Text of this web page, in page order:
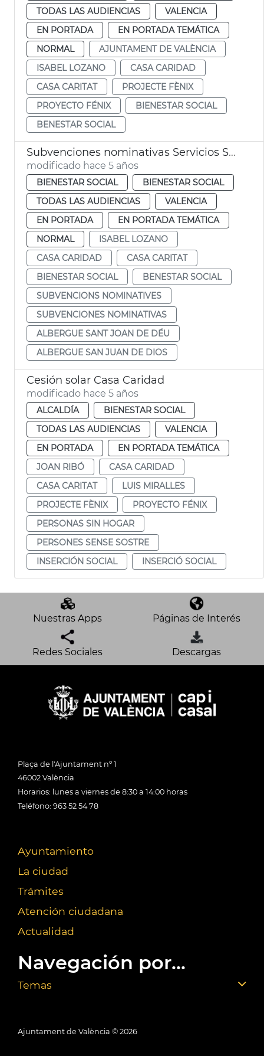
TODAS LAS AUDIENCIAS
VALENCIA
EN PORTADA
EN PORTADA TEMÁTICA
NORMAL
AJUNTAMENT DE VALÈNCIA
ISABEL LOZANO
CASA CARIDAD
CASA CARITAT
PROJECTE FÈNIX
PROYECTO FÉNIX
BIENESTAR SOCIAL
BENESTAR SOCIAL
Subvenciones nominativas Servicios Sociales
modificado hace 5 años
BIENESTAR SOCIAL
BIENESTAR SOCIAL
TODAS LAS AUDIENCIAS
VALENCIA
EN PORTADA
EN PORTADA TEMÁTICA
NORMAL
ISABEL LOZANO
CASA CARIDAD
CASA CARITAT
BIENESTAR SOCIAL
BENESTAR SOCIAL
SUBVENCIONS NOMINATIVES
SUBVENCIONES NOMINATIVAS
ALBERGUE SANT JOAN DE DÉU
ALBERGUE SAN JUAN DE DIOS
Cesión solar Casa Caridad
modificado hace 5 años
ALCALDÍA
BIENESTAR SOCIAL
TODAS LAS AUDIENCIAS
VALENCIA
EN PORTADA
EN PORTADA TEMÁTICA
JOAN RIBÓ
CASA CARIDAD
CASA CARITAT
LUIS MIRALLES
PROJECTE FÈNIX
PROYECTO FÉNIX
PERSONAS SIN HOGAR
PERSONES SENSE SOSTRE
INSERCIÓN SOCIAL
INSERCIÓ SOCIAL
Nuestras Apps Páginas de Interés
Redes Sociales Descargas
Plaça de l'Ajuntament nº 1
46002 València
Horarios: lunes a viernes de 8:30 a 14:00 horas
Teléfono: 963 52 54 78
Ayuntamiento
La ciudad
Trámites
Atención ciudadana
Actualidad
Navegación por...
Temas
Ajuntament de València © 2026